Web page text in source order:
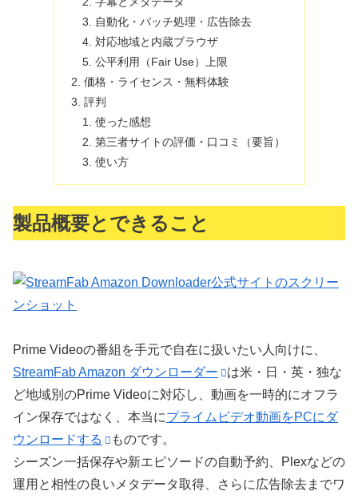
自動化・バッチ処理・広告除去
対応地域と内蔵ブラウザ
公平利用（Fair Use）上限
価格・ライセンス・無料体験
評判
使った感想
第三者サイトの評価・口コミ（要旨）
使い方
製品概要とできること
Prime Videoの番組を手元で自在に扱いたい人向けに、
StreamFab Amazon ダウンローダー
は米・日・英・独な
ど地域別のPrime Videoに対応し、動画を一時的にオフラ
イン保存ではなく、本当にプライムビデオ動画をPCにダ
ウンロードする
ものです。
シーズン一括保存や新エピソードの自動予約、Plexなどの
運用と相性の良いメタデータ取得、さらに広告除去までワ